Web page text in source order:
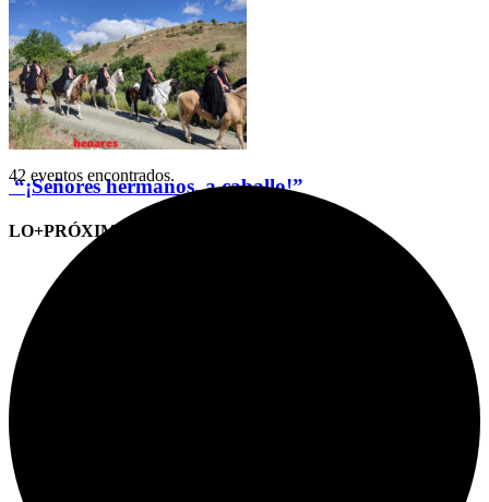
“¡Señores hermanos, a caballo!”
LO+PRÓXIMO (CITAS)
42 eventos encontrados.